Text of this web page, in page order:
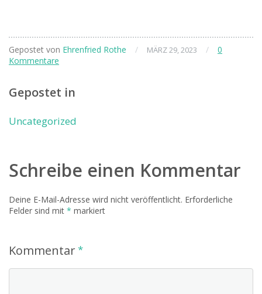
Gepostet von Ehrenfried Rothe / MÄRZ 29, 2023 /
0
Kommentare
Gepostet in
Uncategorized
Schreibe einen Kommentar
Deine E-Mail-Adresse wird nicht veröffentlicht. Erforderliche
Felder sind mit * markiert
Kommentar*